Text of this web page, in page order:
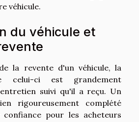
véhicule.
du véhicule et
la revente d'un véhicule, la
celui-ci est grandement
suivi qu'il a reçu. Un
rigoureusement complété
pour les acheteurs